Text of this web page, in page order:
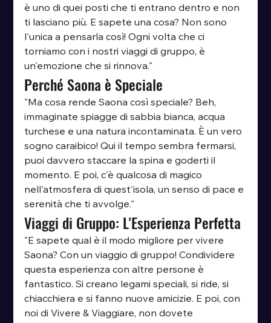
è uno di quei posti che ti entrano dentro e non
ti lasciano più. E sapete una cosa? Non sono
l'unica a pensarla così! Ogni volta che ci
torniamo con i nostri viaggi di gruppo, è
un'emozione che si rinnova."
Perché Saona è Speciale
"Ma cosa rende Saona così speciale? Beh,
immaginate spiagge di sabbia bianca, acqua
turchese e una natura incontaminata. È un vero
sogno caraibico! Qui il tempo sembra fermarsi,
puoi davvero staccare la spina e goderti il
momento. E poi, c'è qualcosa di magico
nell'atmosfera di quest'isola, un senso di pace e
serenità che ti avvolge."
Viaggi di Gruppo: L'Esperienza Perfetta
"E sapete qual è il modo migliore per vivere
Saona? Con un viaggio di gruppo! Condividere
questa esperienza con altre persone è
fantastico. Si creano legami speciali, si ride, si
chiacchiera e si fanno nuove amicizie. E poi, con
noi di Vivere & Viaggiare, non dovete